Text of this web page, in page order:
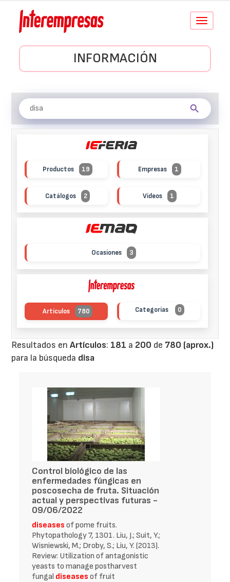
Conmutar
INFORMACIÓN
Productos 19 Empresas 1
Catálogos 2 Vídeos 1
Ocasiones 3
Artículos 780 Categorías 0
Resultados enArtículos: 181 a 200 de 780 (aprox.)
para la búsqueda disa
Control biológico de las
enfermedades fúngicas en
poscosecha de fruta. Situación
actual y perspectivas futuras -
09/06/2022
diseases of pome fruits.
Phytopathology 7, 1301. Liu, J.; Suit, Y.;
Wisniewski, M.; Droby, S.; Liu, Y. (2013).
Review: Utilization of antagonistic
yeasts to manage postharvest
fungal diseases of fruit